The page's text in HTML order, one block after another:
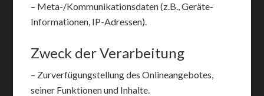
– Meta-/Kommunikationsdaten (z.B., Geräte-
Informationen, IP-Adressen).
Zweck der Verarbeitung
– Zurverfügungstellung des Onlineangebotes,
seiner Funktionen und Inhalte.